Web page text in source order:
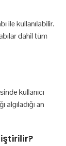
ile kullanılabilir.
dahil tüm
kullanıcı
an